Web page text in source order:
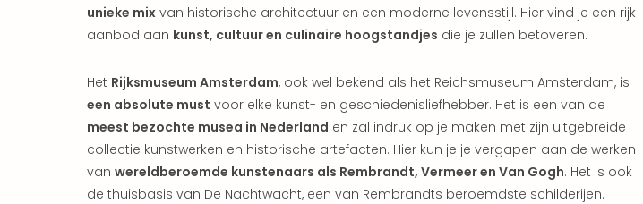
unieke mix van historische architectuur en een moderne levensstijl. Hier vind je een rijk
aanbod aan kunst, cultuur en culinaire hoogstandjes die je zullen betoveren.
Het Rijksmuseum Amsterdam, ook wel bekend als het Reichsmuseum Amsterdam, is
een absolute must voor elke kunst- en geschiedenisliefhebber. Het is een van de
meest bezochte musea in Nederland en zal indruk op je maken met zijn uitgebreide
collectie kunstwerken en historische artefacten. Hier kun je je vergapen aan de werken
van wereldberoemde kunstenaars als Rembrandt, Vermeer en Van Gogh. Het is ook
de thuisbasis van De Nachtwacht, een van Rembrandts beroemdste schilderijen.